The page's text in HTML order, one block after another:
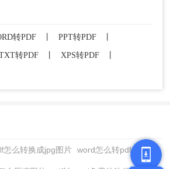
转PDF PPT转PDF
转PDF XPS转PDF
怎么转换成jpg图片 word怎么转pdf